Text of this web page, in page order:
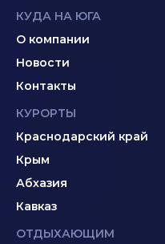
КУДА НА ЮГА
О компании
Новости
Контакты
КУРОРТЫ
Краснодарский край
Крым
Абхазия
Кавказ
ОТДЫХАЮЩИМ